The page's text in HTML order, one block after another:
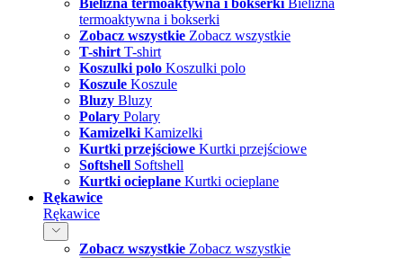
termoaktywna i bokserki
Zobacz wszystkie Zobacz wszystkie
T-shirt T-shirt
Koszulki polo Koszulki polo
Koszule Koszule
Bluzy Bluzy
Polary Polary
Kamizelki Kamizelki
Kurtki przejściowe Kurtki przejściowe
Softshell Softshell
Kurtki ocieplane Kurtki ocieplane
Rękawice
Rękawice
Zobacz wszystkie Zobacz wszystkie